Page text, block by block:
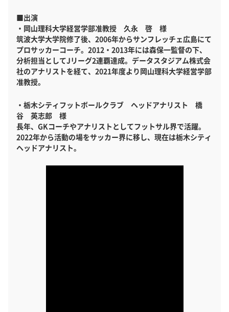
■出演
・岡山理科大学経営学部准教授 久永 啓 様
筑波大学大学院修了後、2006年からサンフレッチェ広島にて
プロサッカーコーチ。2012・2013年には森保一監督の下、
分析担当としてJリーグ2連覇達成。データスタジアム株式会
社のアナリストを経て、2021年度より岡山理科大学経営学部
准教授。
・栃木シティフットボールクラブ ヘッドアナリスト 橋
谷 英志郎 様
長年、GKコーチやアナリストとしてフットサル界で活躍。
2022年から活動の場をサッカー界に移し、現在は栃木シティ
ヘッドアナリスト。